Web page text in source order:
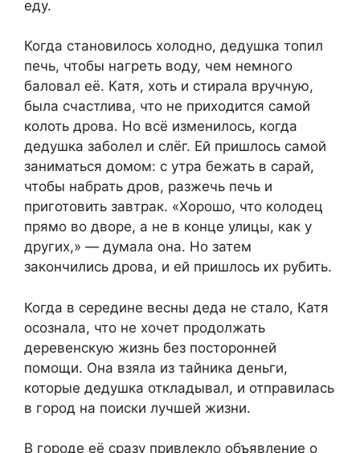
еду.
Когда становилось холодно, дедушка топил
печь, чтобы нагреть воду, чем немного
баловал её. Катя, хоть и стирала вручную,
была счастлива, что не приходится самой
колоть дрова. Но всё изменилось, когда
дедушка заболел и слёг. Ей пришлось самой
заниматься домом: с утра бежать в сарай,
чтобы набрать дров, разжечь печь и
приготовить завтрак. «Хорошо, что колодец
прямо во дворе, а не в конце улицы, как у
других,» — думала она. Но затем
закончились дрова, и ей пришлось их рубить.
Когда в середине весны деда не стало, Катя
осознала, что не хочет продолжать
деревенскую жизнь без посторонней
помощи. Она взяла из тайника деньги,
которые дедушка откладывал, и отправилась
в город на поиски лучшей жизни.
В городе её сразу привлекло объявление о